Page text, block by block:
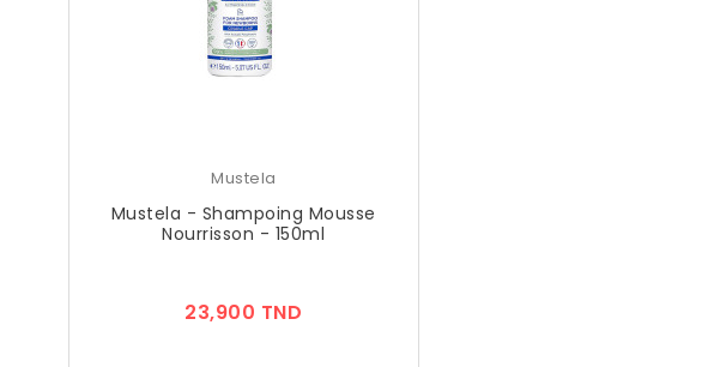
Mustela
Mustela - Shampoing Mousse
Nourrisson - 150ml
23,900 TND